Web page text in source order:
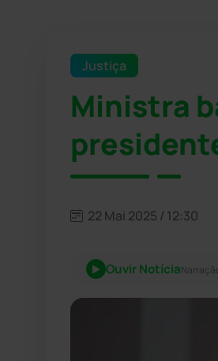
Justiça
Ministra
22 Mai 2025 / 12:30
Ouvir Notícia